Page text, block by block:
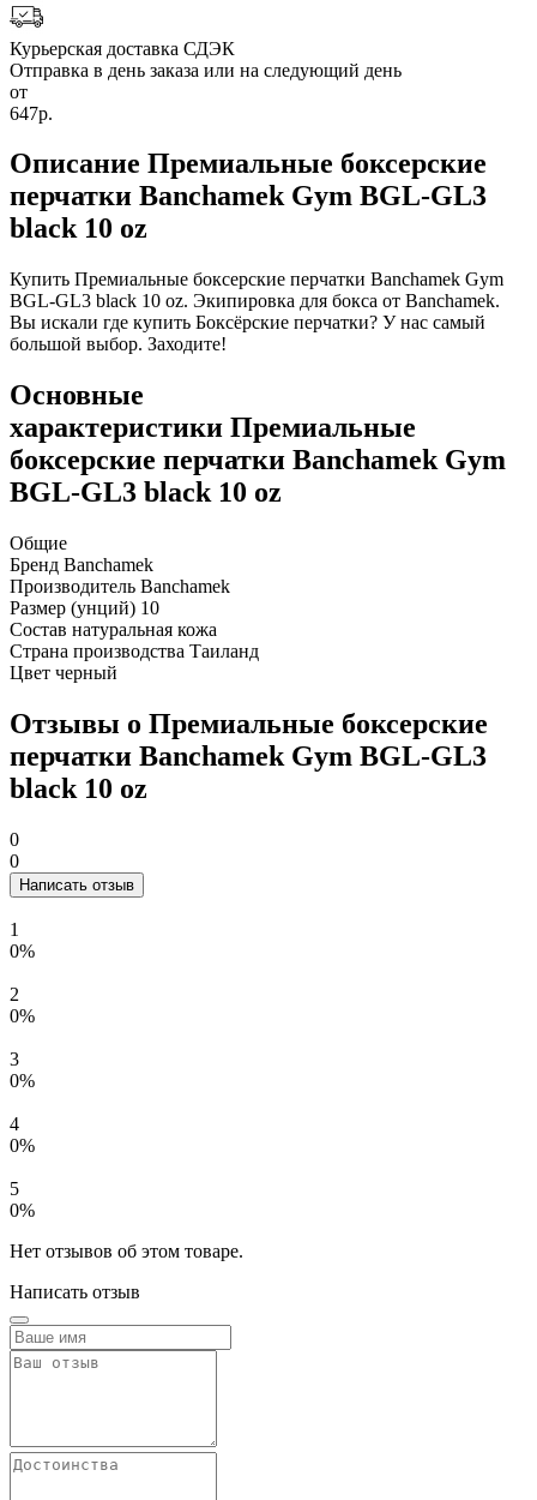
Курьерская доставка СДЭК
Отправка в день заказа или на следующий день
от
647р.
Описание Премиальные боксерские
перчатки Banchamek Gym BGL-GL3
black 10 oz
Купить Премиальные боксерские перчатки Banchamek Gym
BGL-GL3 black 10 oz. Экипировка для бокса от Banchamek.
Вы искали где купить Боксёрские перчатки? У нас самый
большой выбор. Заходите!
Основные
характеристики Премиальные
боксерские перчатки Banchamek Gym
BGL-GL3 black 10 oz
Общие
Бренд Banchamek
Производитель Banchamek
Размер (унций) 10
Состав натуральная кожа
Страна производства Таиланд
Цвет черный
Отзывы о Премиальные боксерские
перчатки Banchamek Gym BGL-GL3
black 10 oz
0
0
Написать отзыв
1
0%
2
0%
3
0%
4
0%
5
0%
Нет отзывов об этом товаре.
Написать отзыв